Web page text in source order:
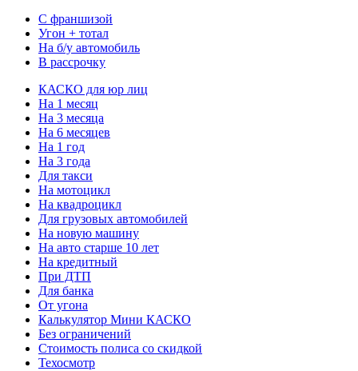
С франшизой
Угон + тотал
На б/у автомобиль
В рассрочку
КАСКО для юр лиц
На 1 месяц
На 3 месяца
На 6 месяцев
На 1 год
На 3 года
Для такси
На мотоцикл
На квадроцикл
Для грузовых автомобилей
На новую машину
На авто старше 10 лет
На кредитный
При ДТП
Для банка
От угона
Калькулятор Мини КАСКО
Без ограничений
Стоимость полиса со скидкой
Техосмотр